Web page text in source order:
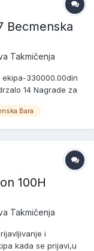
Becmenska
Takmičenja
ekipa-330000.00din
14 Nagrade za
Bara
100H
Takmičenja
i
kada se prijavi,u